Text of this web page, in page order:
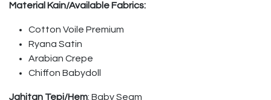
Material Kain/Available Fabrics:
Cotton Voile Premium
Ryana Satin
Arabian Crepe
Chiffon Babydoll
Jahitan Tepi/Hem: Baby Seam